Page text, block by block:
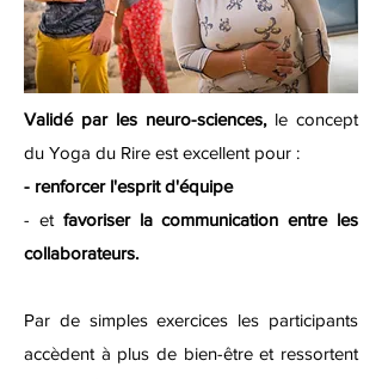
Validé par les neuro-sciences, le concept
du Yoga du Rire est excellent pour :
- renforcer l'esprit d'équipe
- et favoriser la communication entre les
collaborateurs.
Par de simples exercices les participants
accèdent à plus de bien-être et ressortent